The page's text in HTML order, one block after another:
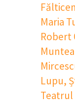
Maria
Robert
Lupu,
Teatrul